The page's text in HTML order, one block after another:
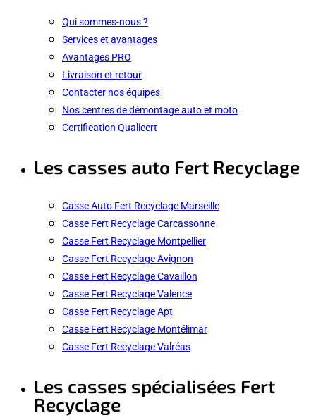
Qui sommes-nous ?
Services et avantages
Avantages PRO
Livraison et retour
Contacter nos équipes
Nos centres de démontage auto et moto
Certification Qualicert
Les casses auto Fert Recyclage
Casse Auto Fert Recyclage Marseille
Casse Fert Recyclage Carcassonne
Casse Fert Recyclage Montpellier
Casse Fert Recyclage Avignon
Casse Fert Recyclage Cavaillon
Casse Fert Recyclage Valence
Casse Fert Recyclage Apt
Casse Fert Recyclage Montélimar
Casse Fert Recyclage Valréas
Les casses spécialisées Fert
Recyclage